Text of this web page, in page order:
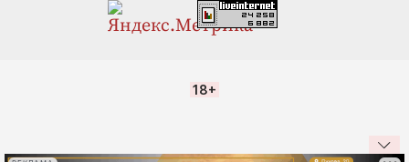
18+